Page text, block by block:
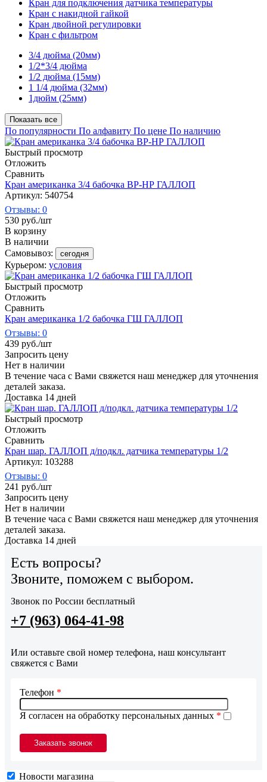
Кран для подключения датчика температуры
Кран с накидной гайкой
Кран двойной регулировки
Кран с фильтром
3/4 дюйма (20мм)
1/2*3/4 дюйма
1/2 дюйма (15мм)
1 1/4 дюйма (32мм)
1дюйм (25мм)
Показать все
По популярности По алфавиту По цене По наличию
Быстрый просмотр
Отложить
Сравнить
Кран американка 3/4 бабочка ВР-НР ГАЛЛОП
Артикул: 540754
Отзывы: 0
530 руб./шт
В корзину
В наличии
Самовывоз:
сегодня
Курьером: условия
Быстрый просмотр
Отложить
Сравнить
Кран американка 1/2 бабочка ГШ ГАЛЛОП
Отзывы: 0
439 руб./шт
Запросить цену
Нет в наличии
В течение часа с Вами свяжется наш менеджер для уточнения
деталей заказа.
Доставка 14 дней
Быстрый просмотр
Отложить
Сравнить
Кран шар. ГАЛЛОП д/подкл. датчика температуры 1/2
Артикул: 103288
Отзывы: 0
241 руб./шт
Запросить цену
Нет в наличии
В течение часа с Вами свяжется наш менеджер для уточнения
деталей заказа.
Доставка 14 дней
Есть вопросы?
Звоните, поможем с выбором.
Звонок по России бесплатный
+7 (963) 064-41-98
Или оставьте свой номер телефона, наш консультант
свяжется с Вами
Я согласен на обработку персональных данных *
Телефон *
Новости магазина